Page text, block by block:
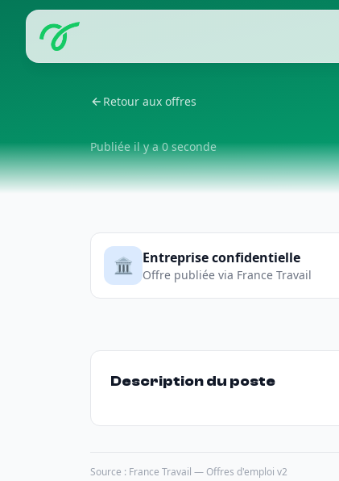
Retour aux offres
Publiée il y a 0 seconde
🏛️ Entreprise confidentielle
Offre publiée via France Travail
Description du poste
Source : France Travail — Offres d'emploi v2